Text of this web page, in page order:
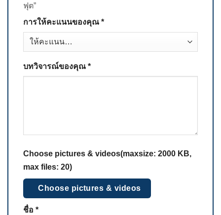
ฟุต”
การให้คะแนนของคุณ *
บทวิจารณ์ของคุณ *
Choose pictures & videos(maxsize: 2000 KB,
max files: 20)
Choose pictures & videos
ชื่อ *